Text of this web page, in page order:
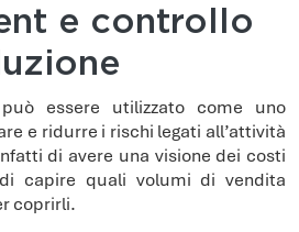
e controllo
essere utilizzato come uno
e ridurre i rischi legati all’attività
di avere una visione dei costi
di capire quali volumi di vendita
coprirli.